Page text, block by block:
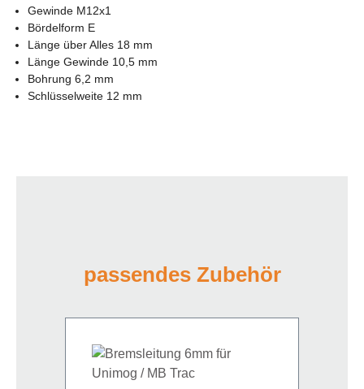
Gewinde M12x1
Bördelform E
Länge über Alles 18 mm
Länge Gewinde 10,5 mm
Bohrung 6,2 mm
Schlüsselweite 12 mm
Produktgalerie überspringen
passendes Zubehör